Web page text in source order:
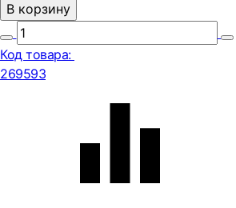
В корзину
Код товара:
269593